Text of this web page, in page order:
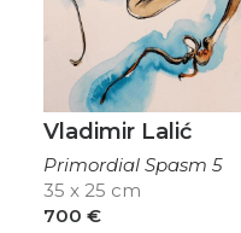
Vladimir Lalić
Primordial Spasm 5
35 x 25 cm
700 €